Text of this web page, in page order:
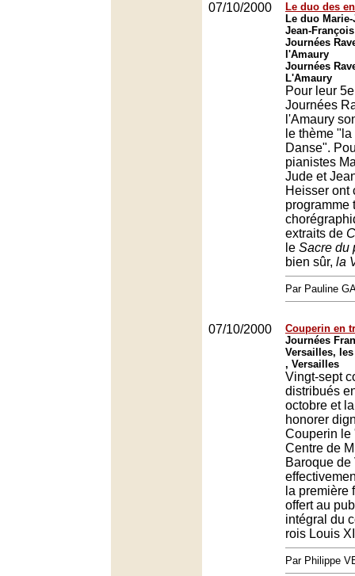
07/10/2000
Le duo des
Le duo
Jean-
Journées
l'Amaury
Journées
L'Amaury
Pour leur
Journées
l'Amaury
le thème
Danse".
pianistes
Jude et
Heisser ont
programme
extraits de
le Sacre du
bien sûr, la
Par Pauline
07/10/2000
Couperin en
Journées
Versailles,
, Versailles
Vingt-sept
distribués
octobre et
honorer
Couperin le
Centre de
Baroque
la première
offert au
intégral du
rois Louis
Par Philippe